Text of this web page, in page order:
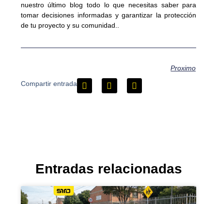
nuestro último blog todo lo que necesitas saber para
tomar decisiones informadas y garantizar la protección
de tu proyecto y su comunidad..
Proximo
Compartir entrada
Entradas relacionadas